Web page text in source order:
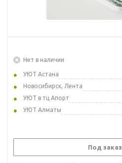
Нет в наличии
УЮТ Астана
Новосибирск, Лента
УЮТ в тц Апорт
УЮТ Алматы
Под заказ